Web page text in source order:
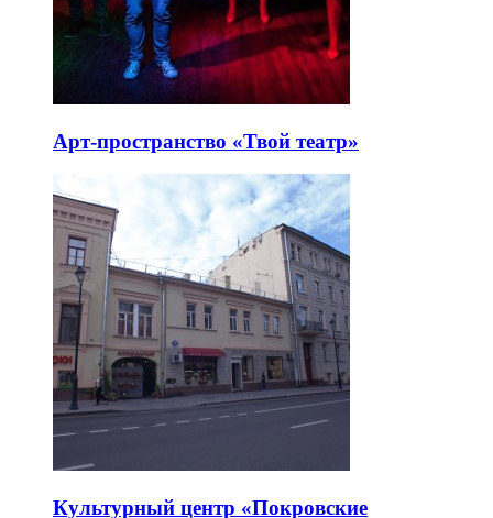
Арт-пространство «Твой театр»
Культурный центр «Покровские